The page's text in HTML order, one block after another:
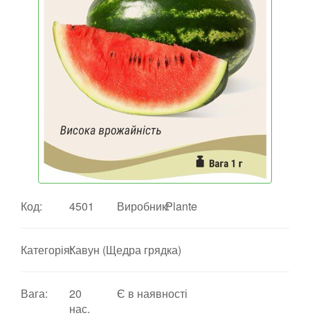
Код: 4501 Виробник:Plante
Категорія:Кавун (Щедра грядка)
Вага:
20
нас.
Є в наявності